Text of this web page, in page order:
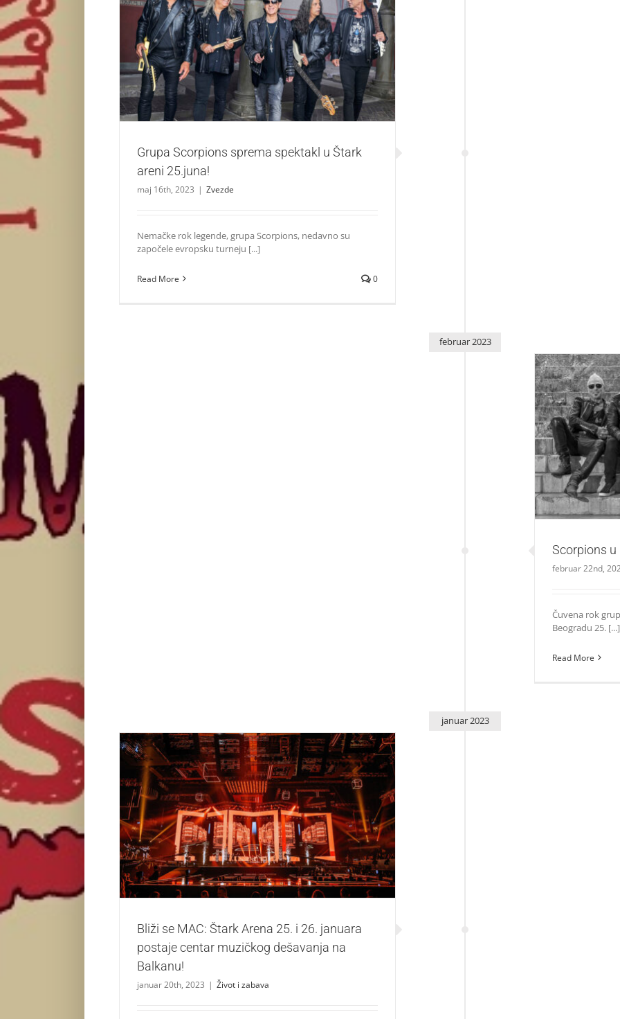
Grupa Scorpions sprema spektakl u Štark areni 25.juna!
Zvezde
Grupa Scorpions sprema spektakl u Štark
areni 25.juna!
maj 16th, 2023 | Zvezde
Nemačke rok legende, grupa Scorpions, nedavno su
započele evropsku turneju [...]
Read More 0
februar 2023
Scorpions u
februar 22nd,
Čuvena rok
Beogradu 25. [...]
Read More
januar 2023
Bliži se MAC: Štark Arena 25. i 26. januara postaje centar
muzičkog dešavanja na Balkanu!
Život i zabava
Bliži se MAC: Štark Arena 25. i 26. januara
postaje centar muzičkog dešavanja na
Balkanu!
januar 20th, 2023 | Život i zabava